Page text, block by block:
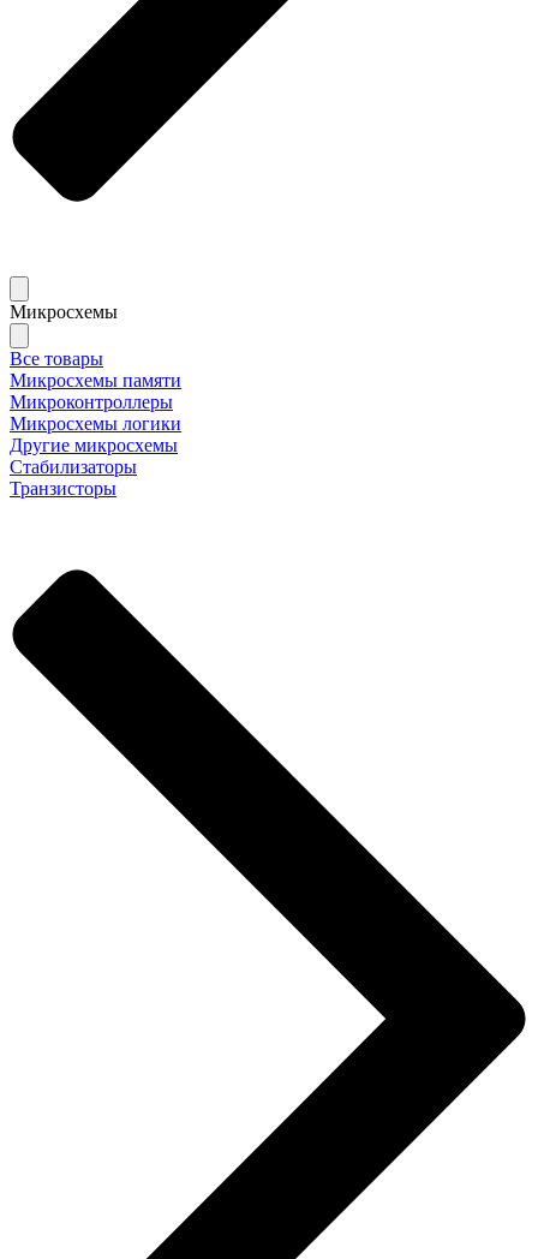
Микросхемы
Все товары
Микросхемы памяти
Микроконтроллеры
Микросхемы логики
Другие микросхемы
Стабилизаторы
Транзисторы